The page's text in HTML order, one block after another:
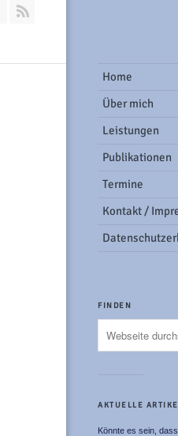
Join our Facebook Group
Home
Über mich
Leistungen
Publikationen
Termine
Kontakt /
FINDEN
AKTUELLE
Könnte es sein,